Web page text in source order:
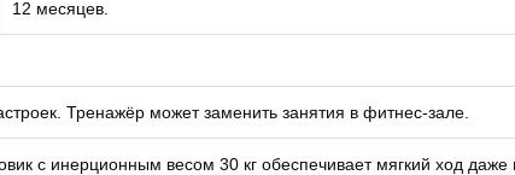
12 месяцев.
Тренажёр может заменить занятия в фитнес-зале.
с инерционным весом 30 кг обеспечивает мягкий ход даже